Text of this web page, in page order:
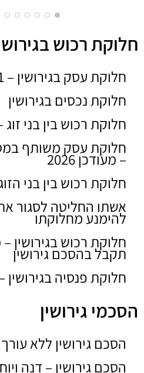
חלוקת רכוש
חלוקת עסק בגירושין – 2021
חלוקת נכסים בגירושין
חלוקת רכוש בין בני זוג –
חלוקת עסק משותף
– מעודכן 2026
חלוקת רכוש בין בני הזוג
אשתו החליטה לסגור
להימנע מחלוקתו
חלוקת רכוש בגירושין
תקבל בהסכם גירושין
חלוקת פנסיה בגירושין –
הסכמי גירושין
הסכם גירושין ללא עורך
הסכם גירושין – דנה